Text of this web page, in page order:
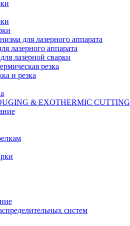
для лазерного аппарата
лазерного аппарата
лазерной сварки
резка
и резка
& EXOTHERMIC CUTTING
систем